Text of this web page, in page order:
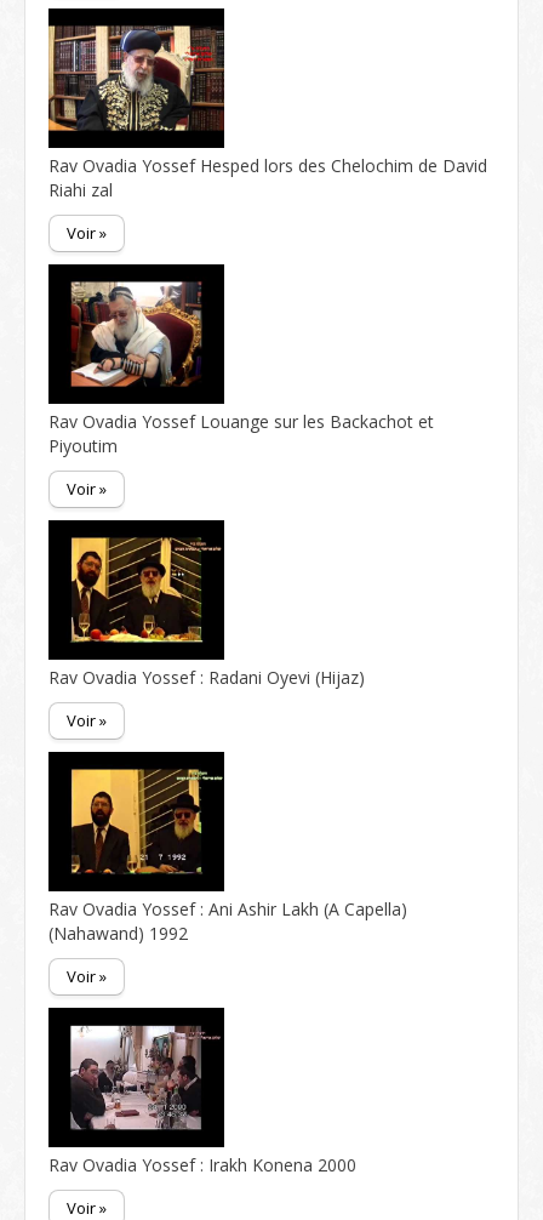
Rav Ovadia Yossef Hesped lors des Chelochim de David
Riahi zal
Voir »
Rav Ovadia Yossef Louange sur les Backachot et
Piyoutim
Voir »
Rav Ovadia Yossef : Radani Oyevi (Hijaz)
Voir »
Rav Ovadia Yossef : Ani Ashir Lakh (A Capella)
(Nahawand) 1992
Voir »
Rav Ovadia Yossef : Irakh Konena 2000
Voir »